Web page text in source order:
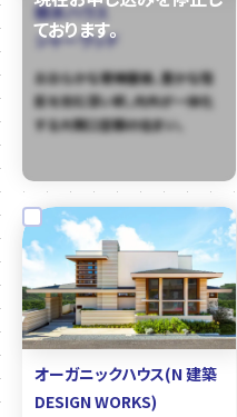
積水ハウス
シャーウッド
おおらかな寄棟屋根、豊かな陰
影を刻む深い軒。内外が一体化
する大開口空間の住まい。
オーガニックハウス(N 建築
DESIGN WORKS)